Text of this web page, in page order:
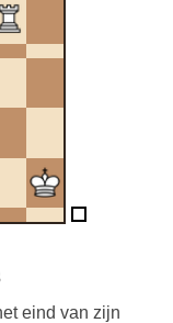
eind van zijn